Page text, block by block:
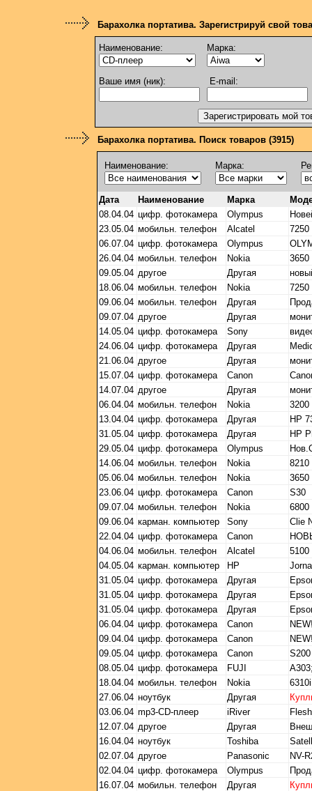
Барахолка портатива. Зарегистрируй свой
Наименование: Марка:
Ваше имя (ник): E-mail:
Барахолка портатива. Поиск товаров (3915)
Наименование: Марка:
Дата Наименование Марка
08.04.04 цифр. фотокамера Olympus
23.05.04 мобильн. телефон Alcatel
7250
06.07.04 цифр. фотокамера Olympus
26.04.04 мобильн. телефон Nokia
3650
09.05.04 другое Другая
18.06.04 мобильн. телефон Nokia
7250
09.06.04 мобильн. телефон Другая
09.07.04 другое Другая
14.05.04 цифр. фотокамера Sony
24.06.04 цифр. фотокамера Другая
21.06.04 другое Другая
15.07.04 цифр. фотокамера Canon
14.07.04 другое Другая
06.04.04 мобильн. телефон Nokia
13.04.04 цифр. фотокамера Другая
HP
31.05.04 цифр. фотокамера Другая
HP
29.05.04 цифр. фотокамера Olympus
14.06.04 мобильн. телефон Nokia
8210
05.06.04 мобильн. телефон Nokia
3650
23.06.04 цифр. фотокамера Canon
S30
09.07.04 мобильн. телефон Nokia
6800
09.06.04 карман. компьютер Sony
Clie
22.04.04 цифр. фотокамера Canon
04.06.04 мобильн. телефон Alcatel
5100
04.05.04 карман. компьютер HP
31.05.04 цифр. фотокамера Другая
31.05.04 цифр. фотокамера Другая
31.05.04 цифр. фотокамера Другая
06.04.04 цифр. фотокамера Canon
09.04.04 цифр. фотокамера Canon
09.05.04 цифр. фотокамера Canon
S200
08.05.04 цифр. фотокамера FUJI
18.04.04 мобильн. телефон Nokia
27.06.04 ноутбук Другая
03.06.04 mp3-CD-плеер iRiver
12.07.04 другое Другая
16.04.04 ноутбук Toshiba
02.07.04 другое Panasonic
NV-
02.04.04 цифр. фотокамера Olympus
16.07.04 мобильн. телефон Другая